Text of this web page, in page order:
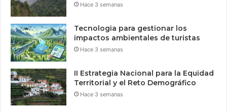
Hace 3 semanas
Tecnologia para gestionar los
impactos ambientales de turistas
Hace 3 semanas
II Estrategia Nacional para la Equidad
Territorial y el Reto Demográfico
Hace 3 semanas